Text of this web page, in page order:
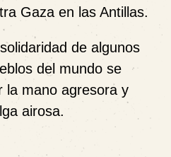
Gaza en las Antillas.
de algunos
del mundo se
la mano agresora y
airosa.